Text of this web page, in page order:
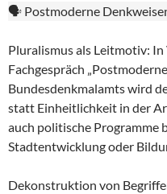
🗣️ Postmoderne
Pluralismus als Leitmotiv:
Fachgespräch
Bundesdenkmalamts wird
statt Einheitlichkeit in der
auch politische Programme
Stadtentwicklung oder
Dekonstruktion von